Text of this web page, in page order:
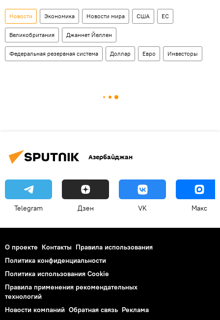
Новости Экономика Новости мира США ЕС
Великобритания Джаннет Йеллен
Федеральная резервная система Доллар Евро Инвесторы
Азербайджан
Telegram Дзен VK Макс
О проекте Контакты Правила использования
Политика конфиденциальности
Политика использования Cookie
Правила применения рекомендательных
технологий
Новости компаний Обратная связь Реклама